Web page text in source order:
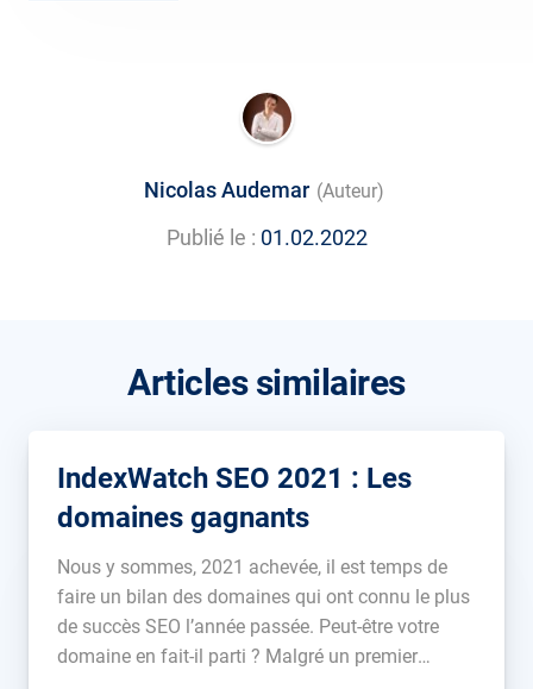
Nicolas Audemar (Auteur)
Publié le : 01.02.2022
Articles similaires
IndexWatch SEO 2021 : Les
domaines gagnants
Nous y sommes, 2021 achevée, il est temps de
faire un bilan des domaines qui ont connu le plus
de succès SEO l’année passée. Peut-être votre
domaine en fait-il parti ? Malgré un premier